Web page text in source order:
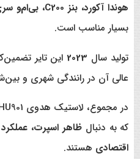
هوندا آکورد، بنز C200، بی‌ام‌و سری 3، دنا پلاس توربو و جک J7
بسیار مناسب است.
تولید سال 2023این تایر
عالی آن در رانندگی شهری و
که به دنبالظاهر اسپرت،
اقتصادی هستند.